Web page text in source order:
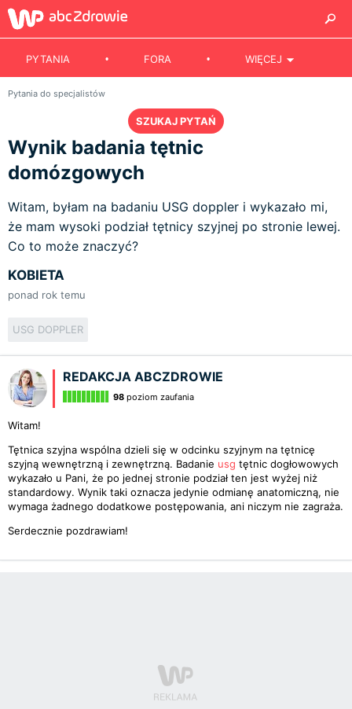
PYTANIA FORA WIĘCEJ
Pytania do specjalistów
SZUKAJ PYTAŃ
Wynik badania tętnic
domózgowych
Witam, byłam na badaniu USG doppler i wykazało mi,
że mam wysoki podział tętnicy szyjnej po stronie lewej.
Co to może znaczyć?
KOBIETA
ponad rok temu
USG DOPPLER
REDAKCJA ABCZDROWIE
98 poziom zaufania
Witam!
Tętnica szyjna wspólna dzieli się w odcinku szyjnym na tętnicę
szyjną wewnętrzną i zewnętrzną. Badanie usg tętnic dogłowowych
wykazało u Pani, że po jednej stronie podział ten jest wyżej niż
standardowy. Wynik taki oznacza jedynie odmianę anatomiczną, nie
wymaga żadnego dodatkowe postępowania, ani niczym nie zagraża.
Serdecznie pozdrawiam!